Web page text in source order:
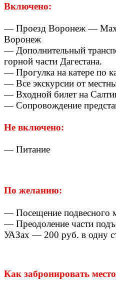
Включено:
— Проезд Воронеж —
Воронеж
— Дополнительный
горной части Дагестана.
— Прогулка на катере по
— Все экскурсии от
— Входной билет на
— Сопровождение
Не включено:
— Питание
По желанию:
— Посещение подвесного
— Преодоление части
УАЗах — 200 руб. в одну
Как забронировать